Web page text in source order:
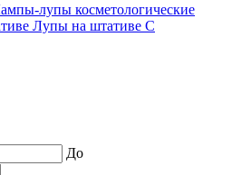
лупы косметологические
Лупы на штативе С
До